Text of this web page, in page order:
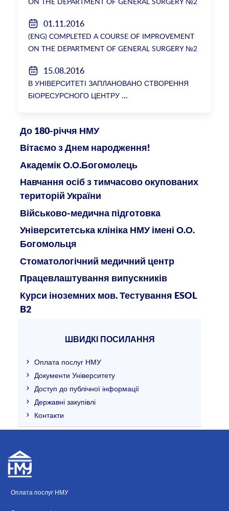
01.11.2016
(ENG) COMPLETED A COURSE OF IMPROVEMENT
ON THE DEPARTMENT OF GENERAL SURGERY №2
15.08.2016
В УНІВЕРСИТЕТІ ЗАПЛАНОВАНО СТВОРЕННЯ
БІОРЕСУРСНОГО ЦЕНТРУ
До 180-річчя НМУ
Вітаємо з Днем народження!
Академік О.О.Богомолець
Навчання осіб з тимчасово окупованих
територій України
Військово-медична підготовка
Університетська клініка НМУ імені О.О.
Богомольця
Стоматологічний медичний центр
Працевлаштування випускників
Курси іноземних мов. Тестування ESOL
B2
ШВИДКІ ПОСИЛАННЯ
Оплата послуг НМУ
Документи Університету
Доступ до публічної інформації
Державні закупівлі
Контакти
Оплата послуг НМУ